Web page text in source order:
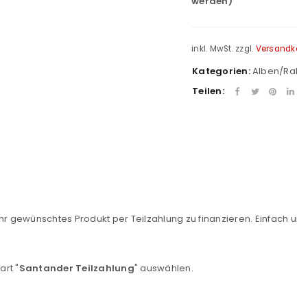
inkl. MwSt. zzgl.
Kategorien:Alben/
Teilen:
gewünschtes Produkt per Teilzahlung zu finanzieren. Einfach
"Santander Teilzahlung" auswählen.